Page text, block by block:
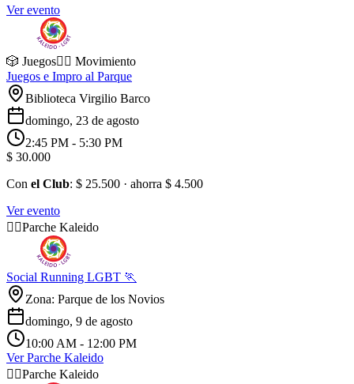
Ver evento
🎲 Juegos🏃‍♂️ Movimiento
Juegos e Impro al Parque
Biblioteca Virgilio Barco
domingo, 23 de agosto
2:45 PM - 5:30 PM
$ 30.000
Con el Club: $ 25.500 · ahorra $ 4.500
Ver evento
🏳️‍🌈Parche Kaleido
Social Running LGBT 🏃
Zona: Parque de los Novios
domingo, 9 de agosto
10:00 AM - 12:00 PM
Ver Parche Kaleido
🏳️‍🌈Parche Kaleido